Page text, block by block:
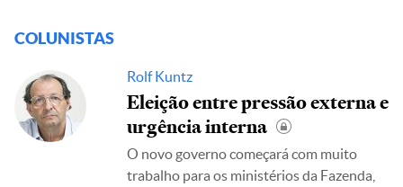
COLUNISTAS
Rolf Kuntz
Eleição entre pressão externa e
urgência interna
O novo governo começará com muito
trabalho para os ministérios da Fazenda,